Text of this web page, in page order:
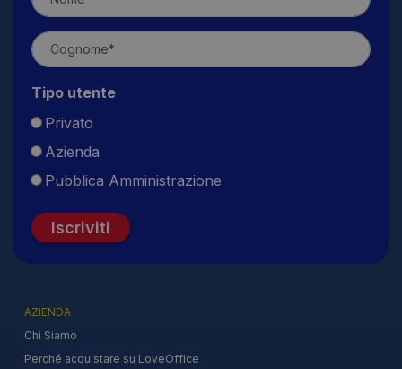
Tipo utente
Privato
Azienda
Pubblica Amministrazione
Iscriviti
AZIENDA
Chi Siamo
Perché acquistare su LoveOffice